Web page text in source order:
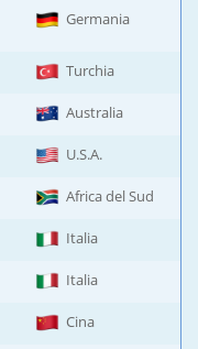
Germania
Turchia
Australia
U.S.A.
Africa del Sud
Italia
Italia
Cina